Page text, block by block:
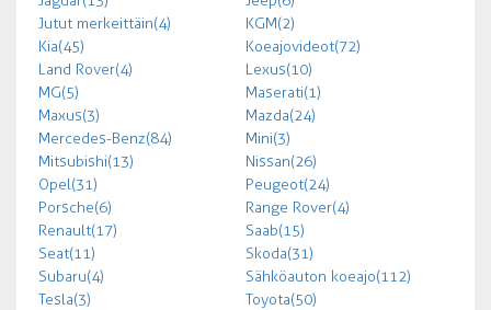
Jutut merkeittäin (4)
KGM (2)
Kia (45)
Koeajovideot (72)
Land Rover (4)
Lexus (10)
MG (5)
Maserati (1)
Maxus (3)
Mazda (24)
Mercedes-Benz (84)
Mini (3)
Mitsubishi (13)
Nissan (26)
Opel (31)
Peugeot (24)
Porsche (6)
Range Rover (4)
Renault (17)
Saab (15)
Seat (11)
Skoda (31)
Subaru (4)
Sähköauton koeajo (112)
Tesla (3)
Toyota (50)